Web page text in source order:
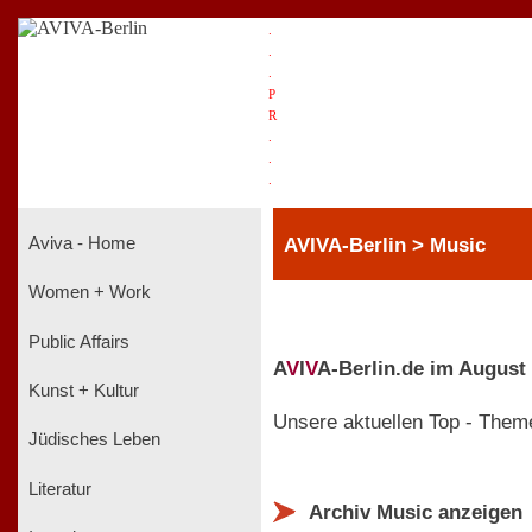
P
R
Aviva - Home
Women + Work
Public Affairs
Kunst + Kultur
Jüdisches Leben
Literatur
AVIVA-Berlin > Music
AVIVA-Berlin.de im August
Unsere aktuellen Top -
Archiv Music anzeigen